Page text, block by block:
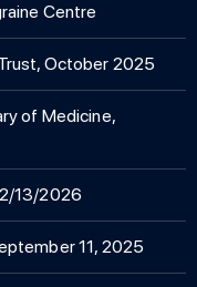
Centre
October 2025
of Medicine,
13/2026
11, 2025